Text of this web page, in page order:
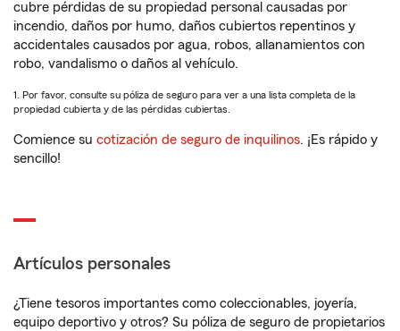
cubre pérdidas de su propiedad personal causadas por
incendio, daños por humo, daños cubiertos repentinos y
accidentales causados por agua, robos, allanamientos con
robo, vandalismo o daños al vehículo.
1. Por favor, consulte su póliza de seguro para ver a una lista completa de la
propiedad cubierta y de las pérdidas cubiertas.
Comience su cotización de seguro de inquilinos. ¡Es rápido y
sencillo!
Artículos personales
¿Tiene tesoros importantes como coleccionables, joyería,
equipo deportivo y otros? Su póliza de seguro de propietarios